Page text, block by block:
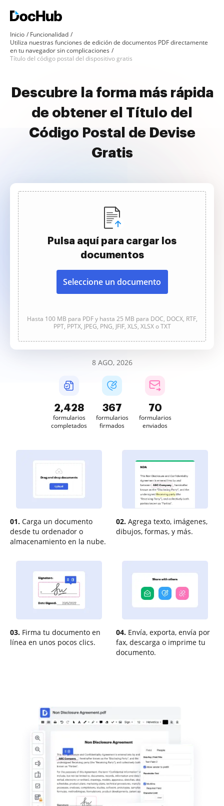
Inicio
Funcionalidad
Utiliza nuestras funciones de edición de documentos PDF directamente
en tu navegador sin complicaciones
Título del código postal del dispositivo gratis
Descubre la forma más rápida
de obtener el Título del
Código Postal de Devise
Gratis
Pulsa aquí para cargar los
documentos
Seleccione un documento
Hasta 100 MB para PDF y hasta 25 MB para DOC, DOCX, RTF,
PPT, PPTX, JPEG, PNG, JFIF, XLS, XLSX o TXT
8 AGO, 2026
2,428
formularios
completados
368
formularios
firmados
70
formularios
enviados
01. Carga un documento
desde tu ordenador o
almacenamiento en la nube.
02. Agrega texto, imágenes,
dibujos, formas, y más.
03. Firma tu documento en
línea en unos pocos clics.
04. Envía, exporta, envía por
fax, descarga o imprime tu
documento.